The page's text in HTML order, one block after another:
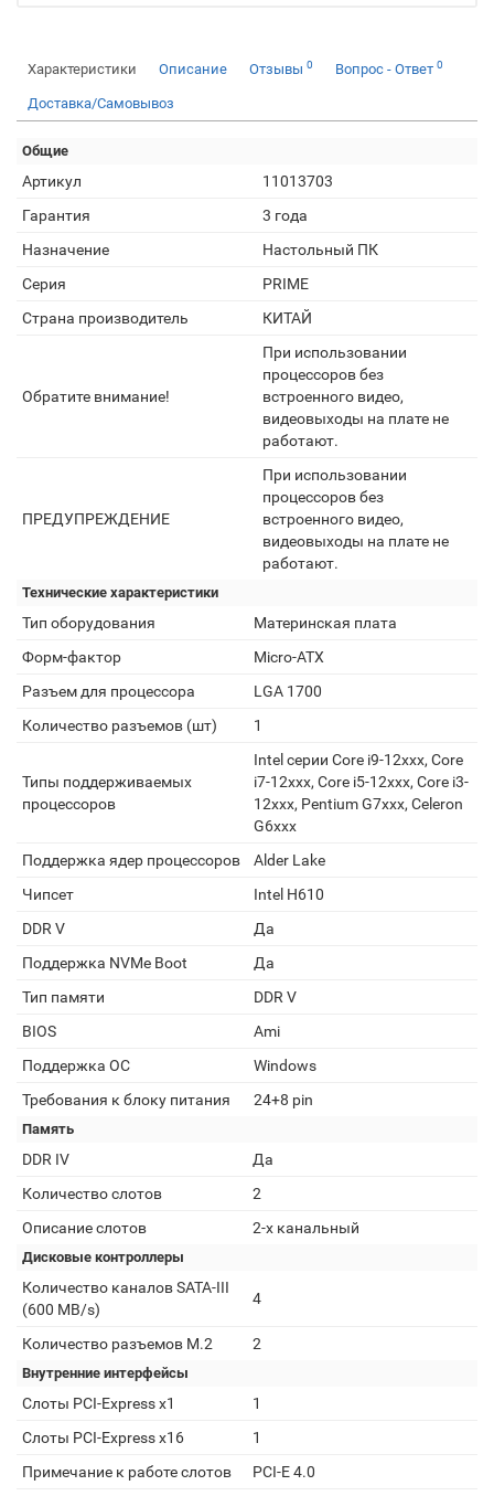
Характеристики Описание Отзывы 0 Вопрос - Ответ 0
Доставка/Самовывоз
Общие
Артикул
11013703
Гарантия
3 года
Назначение
Настольный ПК
Серия
PRIME
Страна производитель
КИТАЙ
Обратите внимание!
При использовании
процессоров без
встроенного видео,
видеовыходы на плате не
работают.
ПРЕДУПРЕЖДЕНИЕ
При использовании
процессоров без
встроенного видео,
видеовыходы на плате не
работают.
Технические характеристики
Тип оборудования
Материнская плата
Форм-фактор
Micro-ATX
Разъем для процессора
LGA 1700
Количество разъемов (шт)
1
Типы поддерживаемых
процессоров
Intel серии Core i9-12xxx, Core
i7-12xxx, Core i5-12xxx, Core i3-
12xxx, Pentium G7xxx, Celeron
G6xxx
Поддержка ядер процессоров
Alder Lake
Чипсет
Intel H610
DDR V
Да
Поддержка NVMe Boot
Да
Тип памяти
DDR V
BIOS
Ami
Поддержка ОС
Windows
Требования к блоку питания
24+8 pin
Память
DDR IV
Да
Количество слотов
2
Описание слотов
2-х канальный
Дисковые контроллеры
Количество каналов SATA-III
(600 MB/s)
4
Количество разъемов M.2 2
Внутренние интерфейсы
Слоты PCI-Express x1
1
Слоты PCI-Express x16
1
Примечание к работе слотов
PCI-E 4.0